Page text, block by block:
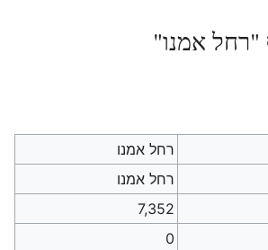
אמנו"
רחל אמנו
רחל אמנו
7,352
0